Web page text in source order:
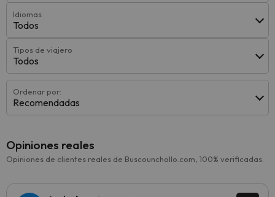
Idiomas
Todos
Tipos de viajero
Todos
Ordenar por:
Recomendadas
Opiniones reales
Opiniones de clientes reales de Buscounchollo.com, 100% verificadas.